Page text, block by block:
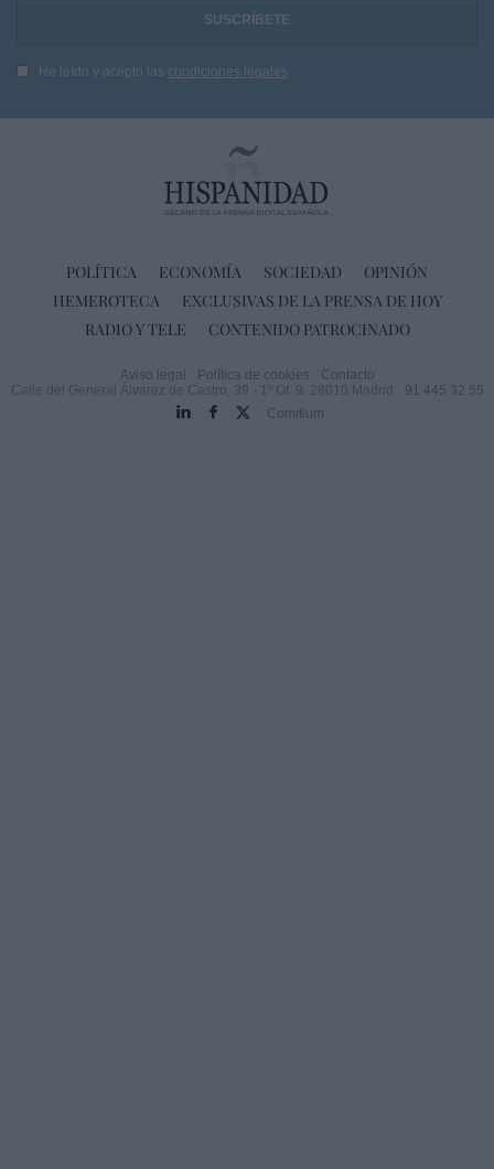
He leído y acepto las condiciones legales
POLÍTICA ECONOMÍA SOCIEDAD
OPINIÓN
HEMEROTECA
EXCLUSIVAS DE LA PRENSA DE HOY
RADIO Y TELE
CONTENIDO PATROCINADO
Aviso legal Política de cookies
Contacto
Calle del General Álvarez de Castro, 39 - 1º Of. 9. 28010 Madrid
91 445 32 55
Comitium